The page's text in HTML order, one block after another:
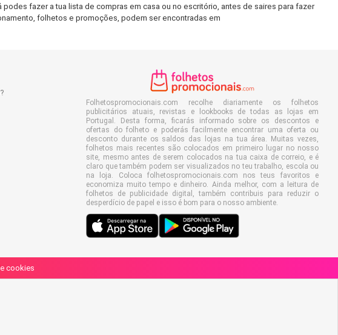
fazer a tua lista de compras em casa ou no escritório, antes de saires para fazer
folhetos e promoções, podem ser encontradas em
Folhetospromocionais.com recolhe diariamente os folhetos
publicitários atuais, revistas e lookbooks de todas as lojas em
Portugal. Desta forma, ficarás informado sobre os descontos e
ofertas do folheto e poderás facilmente encontrar uma oferta ou
desconto durante os saldos das lojas na tua área. Muitas vezes,
folhetos mais recentes são colocados em primeiro lugar no nosso
site, mesmo antes de serem colocados na tua caixa de correio, e é
claro que também podem ser visualizados no teu trabalho, escola ou
na loja. Coloca folhetospromocionais.com nos teus favoritos e
economiza muito tempo e dinheiro. Ainda melhor, com a leitura de
folhetos de publicidade digital, também contribuis para reduzir o
desperdício de papel e isso é bom para o nosso ambiente.
cookies